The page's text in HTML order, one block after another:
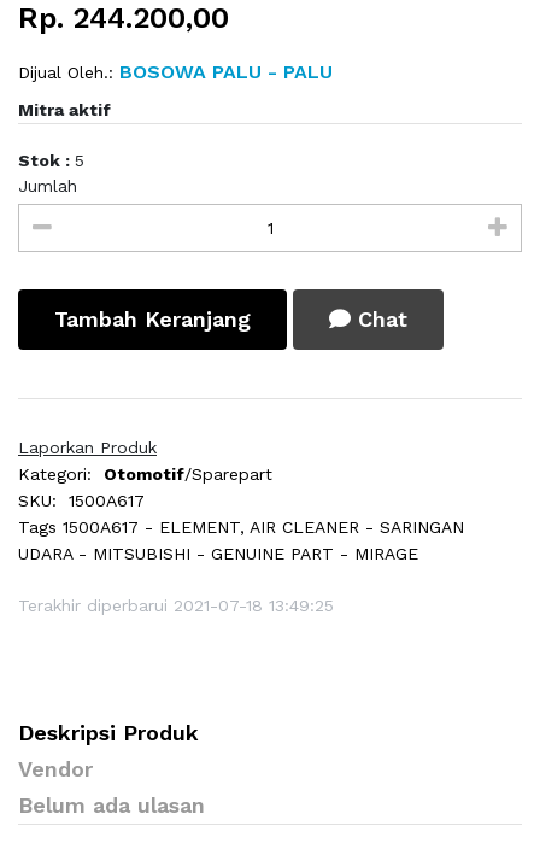
Rp. 244.200,00
Dijual Oleh.: BOSOWA PALU - PALU
Mitra aktif
Stok : 5
Jumlah
Tambah Keranjang Chat
Laporkan Produk
Kategori:
Otomotif/Sparepart
SKU:
1500A617
Tags 1500A617 - ELEMENT, AIR CLEANER - SARINGAN
UDARA - MITSUBISHI - GENUINE PART - MIRAGE
Terakhir diperbarui 2021-07-18 13:49:25
Deskripsi Produk
Vendor
Belum ada ulasan